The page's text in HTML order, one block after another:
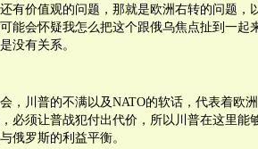
有价值观的问题，那就是欧洲右转的问题，
能会怀疑我怎么把这个跟俄乌焦点扯到一起
没有关系。
，川普的不满以及NATO的软话，代表着欧
必须让普战犯付出代价，所以川普在这里能
俄罗斯的利益平衡。